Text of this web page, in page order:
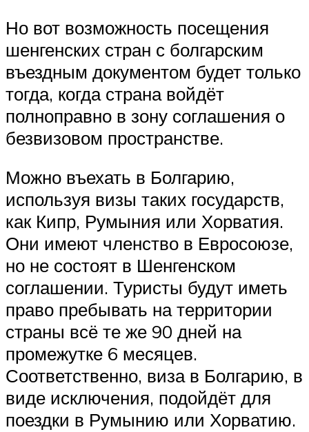
Но вот возможность посещения
шенгенских стран с болгарским
въездным документом будет только
тогда, когда страна войдёт
полноправно в зону соглашения о
безвизовом пространстве.
Можно въехать в Болгарию,
используя визы таких государств,
как Кипр, Румыния или Хорватия.
Они имеют членство в Евросоюзе,
но не состоят в Шенгенском
соглашении. Туристы будут иметь
право пребывать на территории
страны всё те же 90 дней на
промежутке 6 месяцев.
Соответственно, виза в Болгарию, в
виде исключения, подойдёт для
поездки в Румынию или Хорватию.